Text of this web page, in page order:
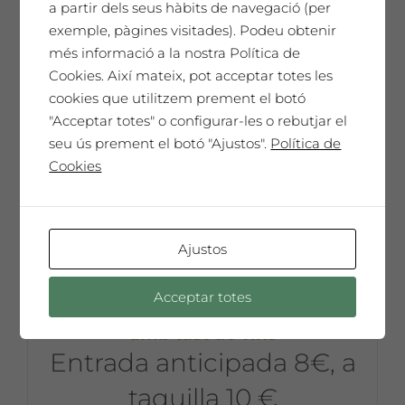
Afegeix a la cistella
Sale!
28 de març de 2026. Inauguració
exposició + concert de Joanjo Bosk
amb tast de vins
Entrada anticipada 8€, a
taquilla 10 €
a partir dels seus hàbits de navegació (per
exemple, pàgines visitades). Podeu obtenir
més informació a la nostra Política de
Cookies. Així mateix, pot acceptar totes les
cookies que utilitzem prement el botó
"Acceptar totes" o configurar-les o rebutjar el
seu ús prement el botó "Ajustos". Política de
Cookies
Ajustos
Acceptar totes